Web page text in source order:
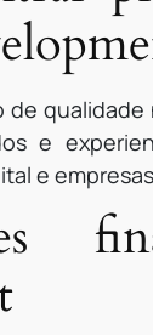
de
e
e